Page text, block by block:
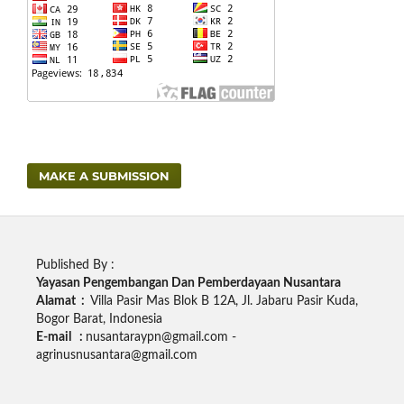
MAKE A SUBMISSION
Published By :
Yayasan Pengembangan Dan Pemberdayaan Nusantara
Alamat : Villa Pasir Mas Blok B 12A, Jl. Jabaru Pasir Kuda,
Bogor Barat, Indonesia
E-mail : nusantaraypn@gmail.com -
agrinusnusantara@gmail.com